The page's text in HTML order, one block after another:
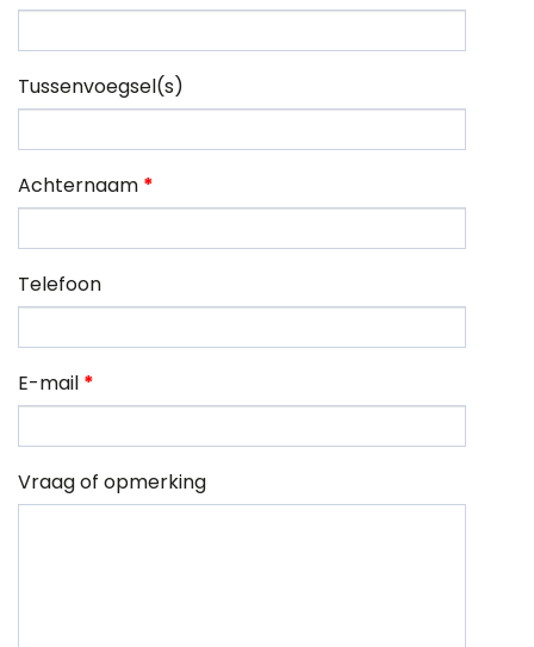
Tussenvoegsel(s)
Achternaam *
Telefoon
E-mail *
Vraag of opmerking